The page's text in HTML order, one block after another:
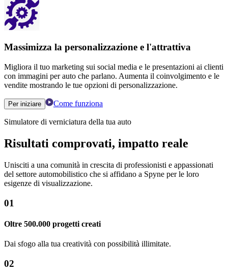
Massimizza la personalizzazione e l'attrattiva
Migliora il tuo marketing sui social media e le presentazioni ai clienti
con immagini per auto che parlano. Aumenta il coinvolgimento e le
vendite mostrando le tue opzioni di personalizzazione.
Per iniziare Come funziona
Simulatore di verniciatura della tua auto
Risultati comprovati, impatto reale
Unisciti a una comunità in crescita di professionisti e appassionati
del settore automobilistico che si affidano a Spyne per le loro
esigenze di visualizzazione.
01
Oltre 500.000 progetti creati
Dai sfogo alla tua creatività con possibilità illimitate.
02